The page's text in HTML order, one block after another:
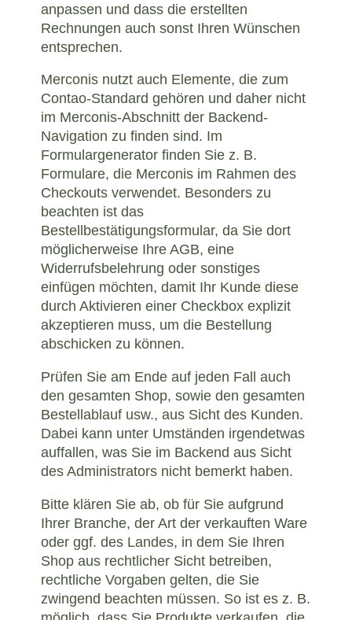
anpassen und dass die erstellten
Rechnungen auch sonst Ihren Wünschen
entsprechen.
Merconis nutzt auch Elemente, die zum
Contao-Standard gehören und daher nicht
im Merconis-Abschnitt der Backend-
Navigation zu finden sind. Im
Formulargenerator finden Sie z. B.
Formulare, die Merconis im Rahmen des
Checkouts verwendet. Besonders zu
beachten ist das
Bestellbestätigungsformular, da Sie dort
möglicherweise Ihre AGB, eine
Widerrufsbelehrung oder sonstiges
einfügen möchten, damit Ihr Kunde diese
durch Aktivieren einer Checkbox explizit
akzeptieren muss, um die Bestellung
abschicken zu können.
Prüfen Sie am Ende auf jeden Fall auch
den gesamten Shop, sowie den gesamten
Bestellablauf usw., aus Sicht des Kunden.
Dabei kann unter Umständen irgendetwas
auffallen, was Sie im Backend aus Sicht
des Administrators nicht bemerkt haben.
Bitte klären Sie ab, ob für Sie aufgrund
Ihrer Branche, der Art der verkauften Ware
oder ggf. des Landes, in dem Sie Ihren
Shop aus rechtlicher Sicht betreiben,
rechtliche Vorgaben gelten, die Sie
zwingend beachten müssen. So ist es z. B.